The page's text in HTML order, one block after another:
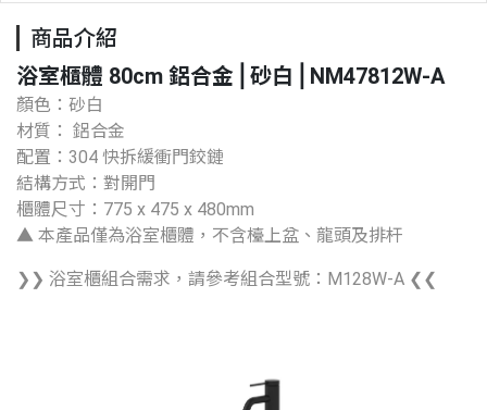
商品介紹
浴室櫃體 80cm 鋁合金⎪砂白⎪NM47812W-A
顏色：砂白
材質： 鋁合金
配置：304 快拆緩衝門鉸鏈
結構方式：對開門
櫃體尺寸：775 x 475 x 480mm
▲ 本產品僅為浴室櫃體，不含檯上盆、龍頭及排杆
❯❯ 浴室櫃組合需求，請參考組合型號：M128W-A ❮❮